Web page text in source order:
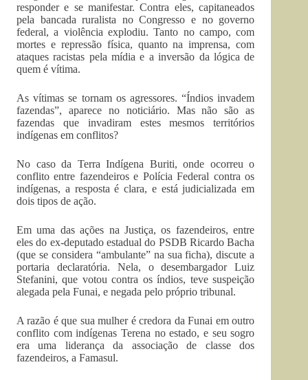
responder e se manifestar. Contra eles, capitaneados
pela bancada ruralista no Congresso e no governo
federal, a violência explodiu. Tanto no campo, com
mortes e repressão física, quanto na imprensa, com
ataques racistas pela mídia e a inversão da lógica de
quem é vítima.
As vítimas se tornam os agressores. “Índios invadem
fazendas”, aparece no noticiário. Mas não são as
fazendas que invadiram estes mesmos territórios
indígenas em conflitos?
No caso da Terra Indígena Buriti, onde ocorreu o
conflito entre fazendeiros e Polícia Federal contra os
indígenas, a resposta é clara, e está judicializada em
dois tipos de ação.
Em uma das ações na Justiça, os fazendeiros, entre
eles do ex-deputado estadual do PSDB Ricardo Bacha
(que se considera “ambulante” na sua ficha), discute a
portaria declaratória. Nela, o desembargador Luiz
Stefanini, que votou contra os índios, teve suspeição
alegada pela Funai, e negada pelo próprio tribunal.
A razão é que sua mulher é credora da Funai em outro
conflito com indígenas Terena no estado, e seu sogro
era uma liderança da associação de classe dos
fazendeiros, a Famasul.